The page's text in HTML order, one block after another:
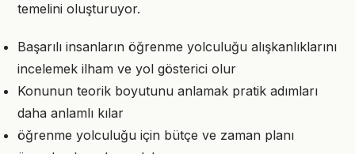
temelini oluşturuyor.
Başarılı insanların öğrenme yolculuğu alışkanlıklarını
incelemek ilham ve yol gösterici olur
Konunun teorik boyutunu anlamak pratik adımları
daha anlamlı kılar
öğrenme yolculuğu için bütçe ve zaman planı